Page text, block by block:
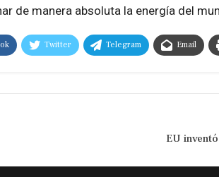
de manera absoluta la energía del
Twitter Telegram Email
EU